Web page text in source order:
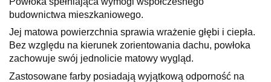
budownictwa mieszkaniowego.
Jej matowa powierzchnia sprawia wrażenie głębi i ciepła.
Bez względu na kierunek zorientowania dachu, powłoka
zachowuje swój jednolicie matowy wygląd.
Zastosowane farby posiadają wyjątkową odporność na